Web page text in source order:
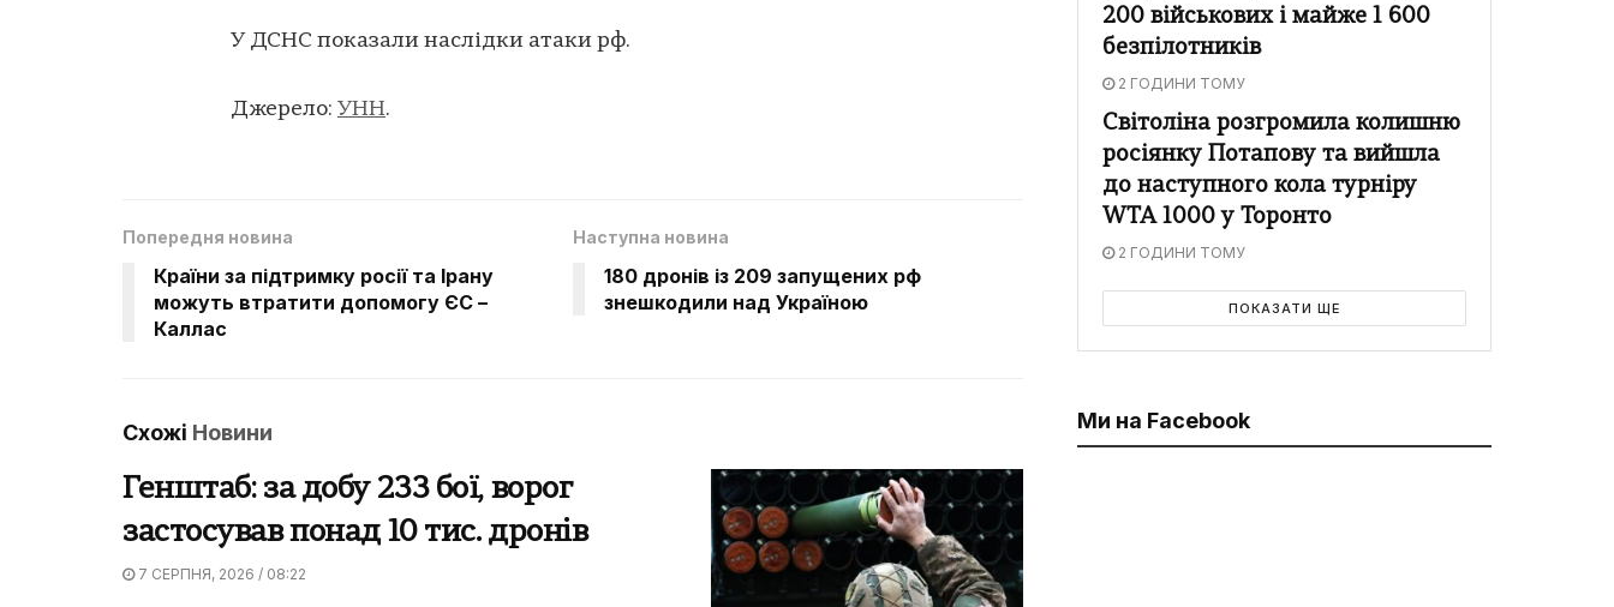
У ДСНС показали наслідки атаки рф.
Джерело: УНН.
Попередня новина
Країни за підтримку росії та Ірану
можуть втратити допомогу ЄС –
Каллас
Наступна новина
180 дронів із 209 запущених рф
знешкодили над Україною
Схожі Новини
Генштаб: за добу 233 бої, ворог
застосував понад 10 тис. дронів
7 СЕРПНЯ, 2026 / 08:22
200 військових і майже 1 600
безпілотників
2 ГОДИНИ ТОМУ
Світоліна розгромила колишню
росіянку Потапову та вийшла
до наступного кола турніру
WTA 1000 у Торонто
2 ГОДИНИ ТОМУ
ПОКАЗАТИ ЩЕ
Ми на Facebook